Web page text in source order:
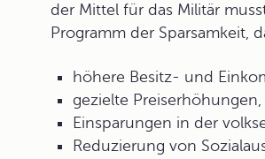
der Mittel für das Militär
Programm der Sparsamkeit,
höhere Besitz- und
gezielte
Einsparungen in der
Reduzierung von